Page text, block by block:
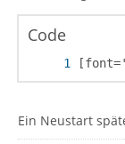
Code
Ein Neustart